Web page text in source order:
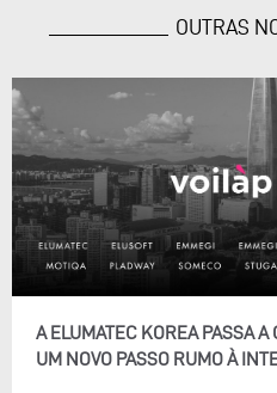
OUTRAS
A ELUMATEC KOREA PASSA
UM NOVO PASSO RUMO À